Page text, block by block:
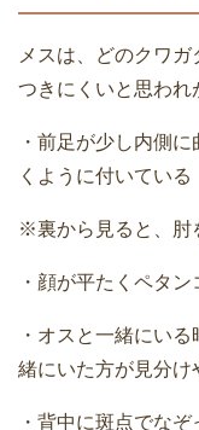
メスは、どのクワ
つきにくいと思われ
・前足が少し内側
くように付いている
※裏から見ると、肘
・顔が平たくペタ
・オスと一緒にい
緒にいた方が見分け
・背中に斑点でな